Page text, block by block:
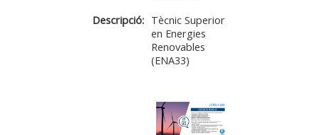
Descripció: Tècnic Superior
en Energies
Renovables
(ENA33)